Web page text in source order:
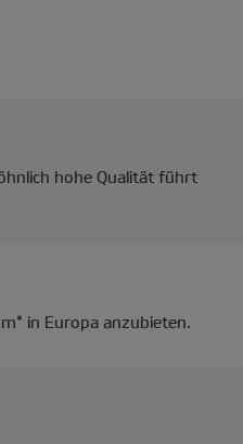
hohe Qualität führt
in Europa anzubieten.